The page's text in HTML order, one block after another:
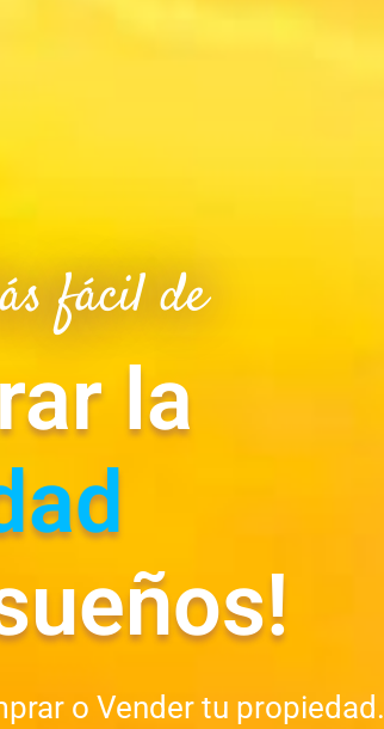
fácil de
la
o Vender tu propiedad.